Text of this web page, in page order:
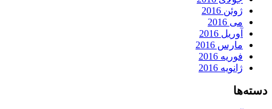
ژوئن 2016
می 2016
آوریل 2016
مارس 2016
فوریه 2016
ژانویه 2016
دسته‌ها